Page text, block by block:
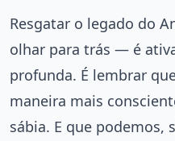
Resgatar o legado do
olhar para trás — é
profunda. É lembrar
maneira mais
sábia. E que podemos,